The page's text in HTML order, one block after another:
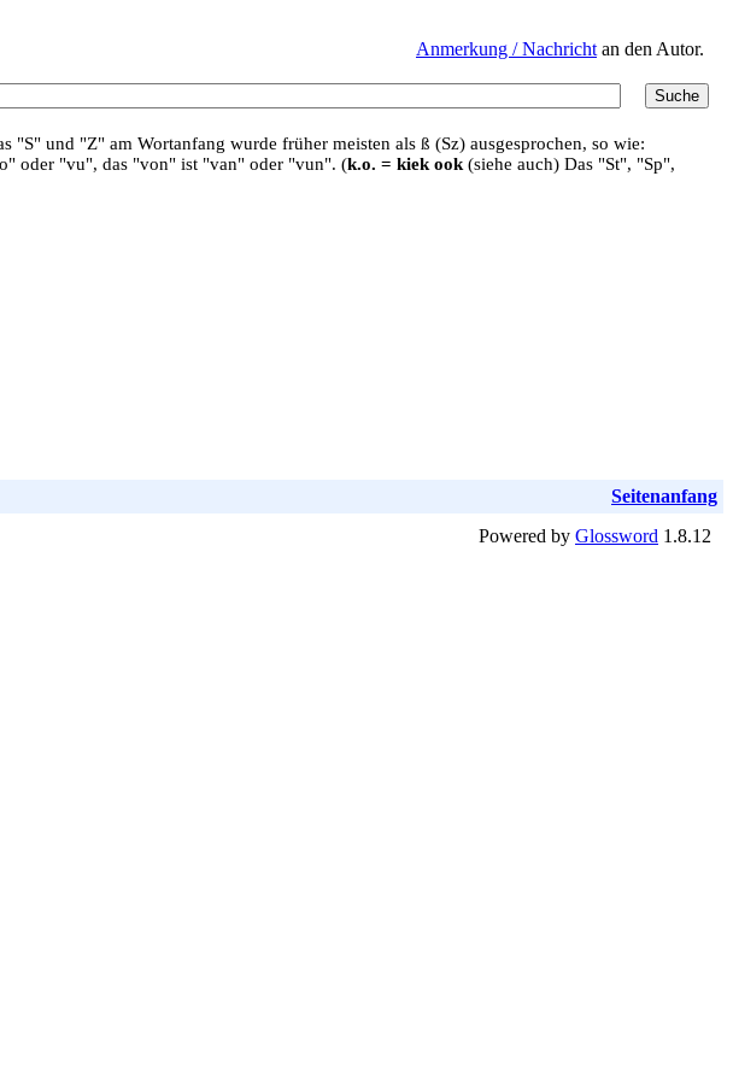
Anmerkung / Nachricht an den Autor.
und "Z" am Wortanfang wurde früher meisten als ß (Sz) ausgesprochen, so wie:
oder "vu", das "von" ist "van" oder "vun". (k.o. = kiek ook (siehe auch) Das "St", "Sp",
Seitenanfang
Powered by Glossword 1.8.12